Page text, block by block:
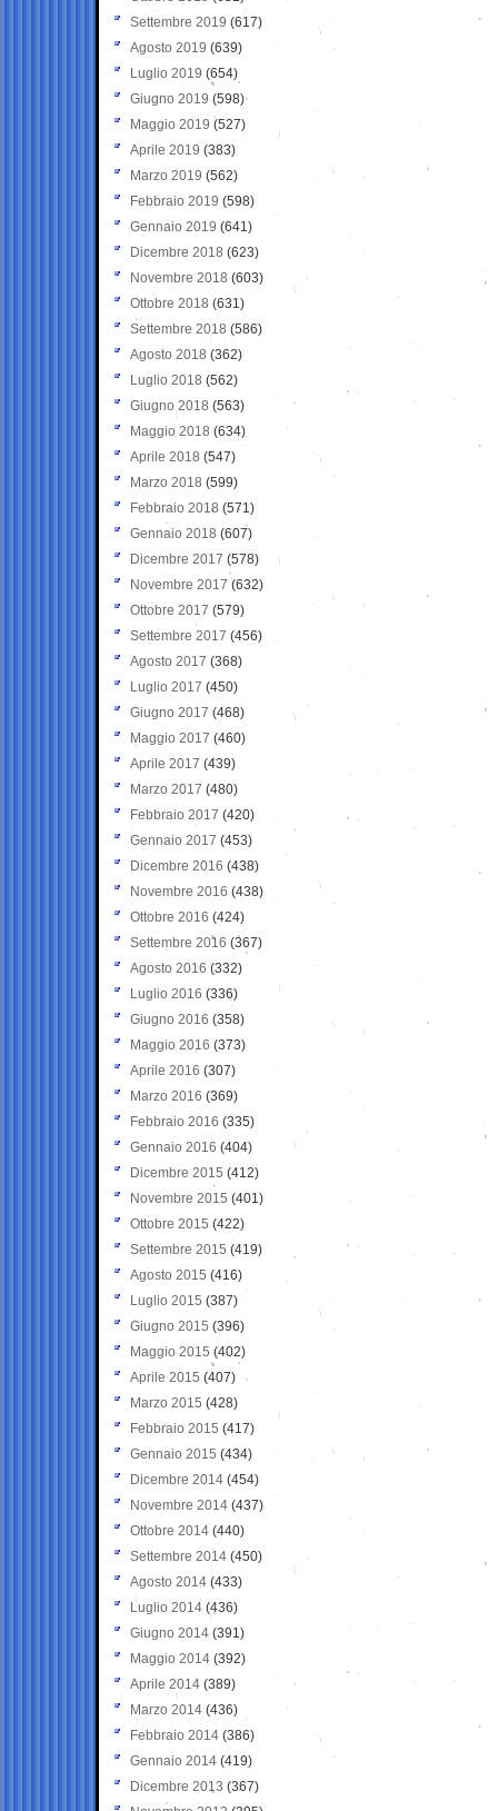
Settembre 2019 (617)
Agosto 2019 (639)
Luglio 2019 (654)
Giugno 2019 (598)
Maggio 2019 (527)
Aprile 2019 (383)
Marzo 2019 (562)
Febbraio 2019 (598)
Gennaio 2019 (641)
Dicembre 2018 (623)
Novembre 2018 (603)
Ottobre 2018 (631)
Settembre 2018 (586)
Agosto 2018 (362)
Luglio 2018 (562)
Giugno 2018 (563)
Maggio 2018 (634)
Aprile 2018 (547)
Marzo 2018 (599)
Febbraio 2018 (571)
Gennaio 2018 (607)
Dicembre 2017 (578)
Novembre 2017 (632)
Ottobre 2017 (579)
Settembre 2017 (456)
Agosto 2017 (368)
Luglio 2017 (450)
Giugno 2017 (468)
Maggio 2017 (460)
Aprile 2017 (439)
Marzo 2017 (480)
Febbraio 2017 (420)
Gennaio 2017 (453)
Dicembre 2016 (438)
Novembre 2016 (438)
Ottobre 2016 (424)
Settembre 2016 (367)
Agosto 2016 (332)
Luglio 2016 (336)
Giugno 2016 (358)
Maggio 2016 (373)
Aprile 2016 (307)
Marzo 2016 (369)
Febbraio 2016 (335)
Gennaio 2016 (404)
Dicembre 2015 (412)
Novembre 2015 (401)
Ottobre 2015 (422)
Settembre 2015 (419)
Agosto 2015 (416)
Luglio 2015 (387)
Giugno 2015 (396)
Maggio 2015 (402)
Aprile 2015 (407)
Marzo 2015 (428)
Febbraio 2015 (417)
Gennaio 2015 (434)
Dicembre 2014 (454)
Novembre 2014 (437)
Ottobre 2014 (440)
Settembre 2014 (450)
Agosto 2014 (433)
Luglio 2014 (436)
Giugno 2014 (391)
Maggio 2014 (392)
Aprile 2014 (389)
Marzo 2014 (436)
Febbraio 2014 (386)
Gennaio 2014 (419)
Dicembre 2013 (367)